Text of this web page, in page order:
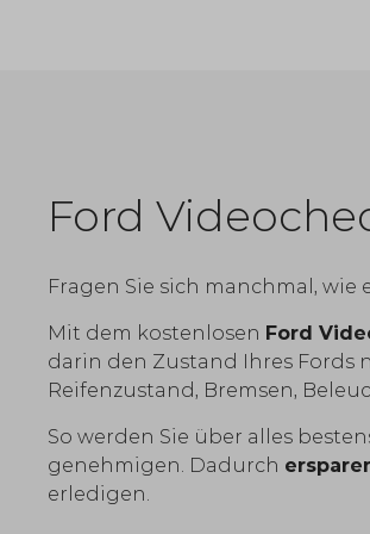
Ford
Fragen Sie sich manchmal,
Mit dem kostenlosen Ford
darin den Zustand Ihres Fords
Reifenzustand, Bremsen,
So werden Sie über alles
genehmigen. Dadurch
erledigen.